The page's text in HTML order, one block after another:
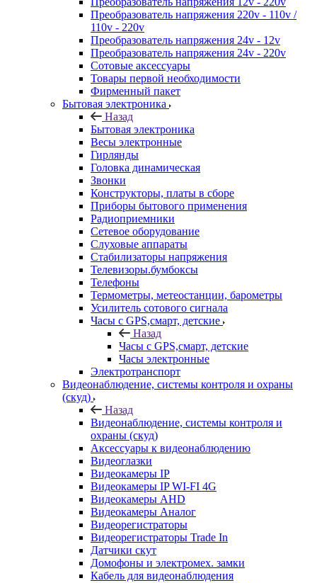
Преобразователь напряжения 220v - 110v /
110v - 220v
Преобразователь напряжения 24v - 12v
Преобразователь напряжения 24v - 220v
Сотовые аксессуары
Товары первой необходимости
Фирменный пакет
Бытовая электроника
Назад
Бытовая электроника
Весы электронные
Гирлянды
Головка динамическая
Звонки
Конструкторы, платы в сборе
Приборы бытового применения
Радиоприемники
Сетевое оборудование
Слуховые аппараты
Стабилизаторы напряжения
Телевизоры.бумбоксы
Телефоны
Термометры, метеостанции, барометры
Усилитель сотового сигнала
Часы с GPS,смарт, детские
Назад
Часы с GPS,смарт, детские
Часы электронные
Электротранспорт
Видеонаблюдение, системы контроля и охраны
(скуд)
Назад
Видеонаблюдение, системы контроля и
охраны (скуд)
Аксессуары к видеонаблюдению
Видеоглазки
Видеокамеры IP
Видеокамеры IP WI-FI 4G
Видеокамеры AHD
Видеокамеры Аналог
Видеорегистраторы
Видеорегистраторы Trade In
Датчики скут
Домофоны и электромех. замки
Кабель для видеонаблюдения